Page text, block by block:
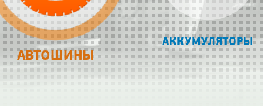
АВТОШИНЫ
АККУМУЛЯТОРЫ